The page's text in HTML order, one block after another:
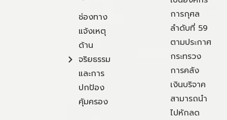
ช่องทาง
แจ้งเหตุ
ด้าน
จริยธรรม
และการ
ปกป้อง
คุ้มครอง
การกุศล
ลำดับที่ 59
ตามประกาศ
กระทรวง
การคลัง
เงินบริจาค
สามารถนำ
ไปหักลด